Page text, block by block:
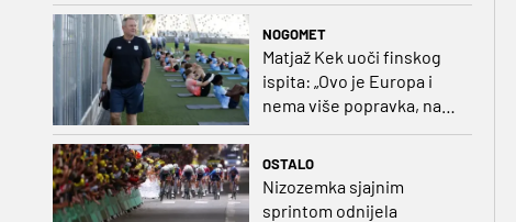
NOGOMET
Matjaž Kek uoči finskog
ispita: „Ovo je Europa i
nema više popravka, na
Rujevici se nešto pita i
OSTALO
Nizozemka sjajnim
sprintom odnijela